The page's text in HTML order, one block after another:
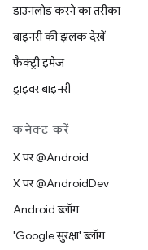
डाउनलोड करने का तरीका
बाइनरी की झलक देखें
फ़ैक्ट्री इमेज
ड्राइवर बाइनरी
कनेक्ट करें
X पर @Android
X पर @AndroidDev
Android ब्लॉग
'Google सुरक्षा' ब्लॉग